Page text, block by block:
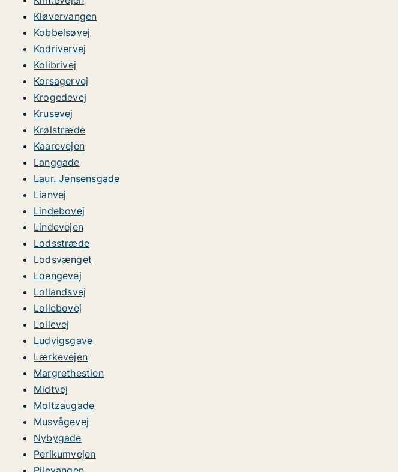
Kløvervangen
Kobbelsøvej
Kodrivervej
Kolibrivej
Korsagervej
Krogedevej
Krusevej
Krølstræde
Kaarevejen
Langgade
Laur. Jensensgade
Lianvej
Lindebovej
Lindevejen
Lodsstræde
Lodsvænget
Loengevej
Lollandsvej
Lollebovej
Lollevej
Ludvigsgave
Lærkevejen
Margrethestien
Midtvej
Moltzaugade
Musvågevej
Nybygade
Perikumvejen